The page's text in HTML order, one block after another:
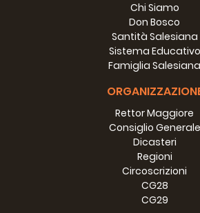
Durata: 49m
LA PASTORALE DEL DINGI
Durata: 19m
Chi Siamo
Don Bosco
Santità Salesiana
Sistema Educativo
Famiglia Salesiana
Rettor Maggiore
Consiglio Generale
Dicasteri
Regioni
Circoscrizioni
CG28
CG29